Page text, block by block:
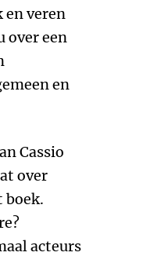
en veren
over een
en
Cassio
over
boek.
acteurs